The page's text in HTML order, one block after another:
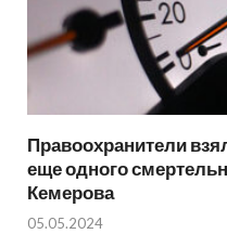
Правоохранители
еще одного
Кемерова
05.05.2024